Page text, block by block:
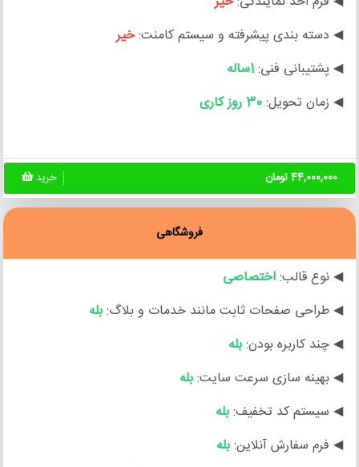
◀ دسته بندی پیشرفته و سیستم کامنت:خیر
◀ پشتیبانی فنی:1ساله
◀ زمان تحویل:30 روز کاری
44,000,000 تومان خرید
فروشگاهی
◀ نوع قالب:اختصاصی
◀ طراحی صفحات ثابت مانند خدمات و بلاگ:بله
◀ چند کاربره بودن:بله
◀ بهینه سازی سرعت سایت:بله
◀ سیستم کد تخفیف:بله
◀ فرم سفارش آنلاین:بله